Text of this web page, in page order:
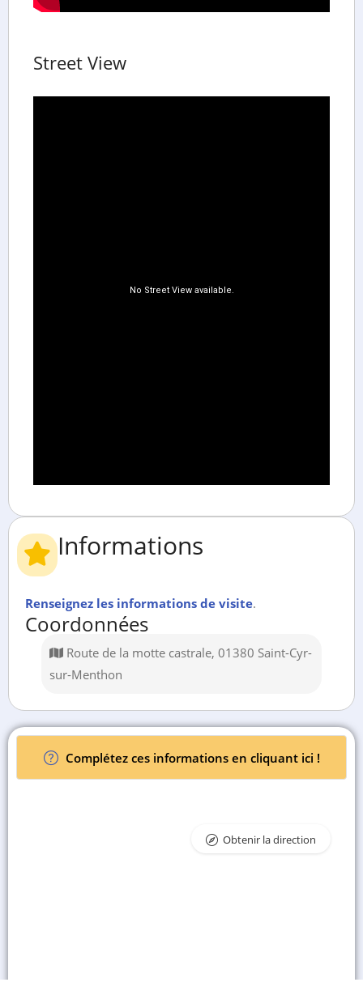
Informations
Renseignez les informations de visite.
Coordonnées
Route de la motte castrale, 01380 Saint-Cyr-
sur-Menthon
Street View
Complétez ces informations en cliquant ici !
Obtenir la direction